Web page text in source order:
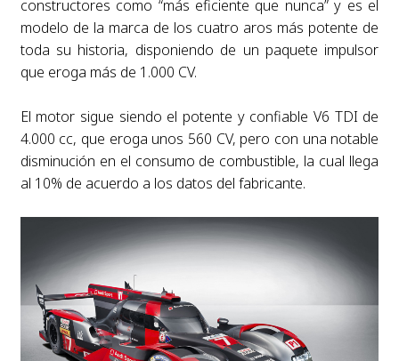
constructores como “más eficiente que nunca” y es el
modelo de la marca de los cuatro aros más potente de
toda su historia, disponiendo de un paquete impulsor
que eroga más de 1.000 CV.
El motor sigue siendo el potente y confiable V6 TDI de
4.000 cc, que eroga unos 560 CV, pero con una notable
disminución en el consumo de combustible, la cual llega
al 10% de acuerdo a los datos del fabricante.